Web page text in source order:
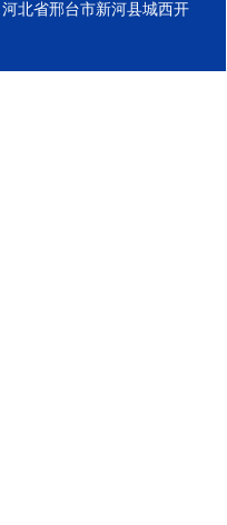
北省邢台市新河县城西开